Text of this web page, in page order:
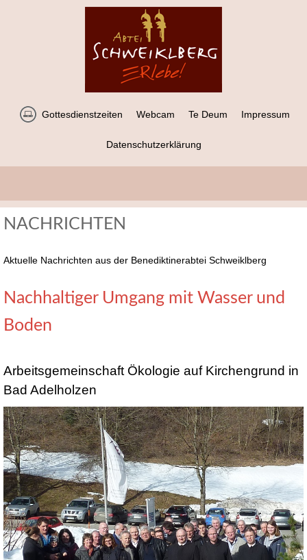
Gottesdienstzeiten Webcam Te Deum Impressum
Datenschutzerklärung
NACHRICHTEN
Aktuelle Nachrichten aus der Benediktinerabtei Schweiklberg
Nachhaltiger Umgang mit Wasser und
Boden
Arbeitsgemeinschaft Ökologie auf Kirchengrund in
Bad Adelholzen